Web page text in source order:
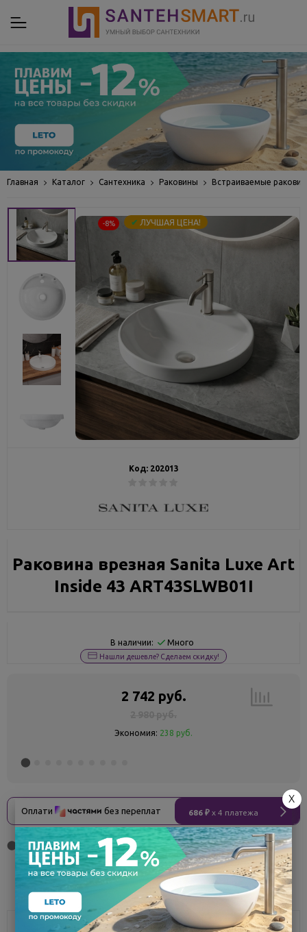
Главная Каталог Сантехника Раковины Встраиваемые
-8% ✔ ЛУЧШАЯ ЦЕНА!
Код: 202013
Раковина врезная Sanita Luxe Art
Inside 43 ART43SLWB01I
В наличии: Много
Нашли дешевле? Сделаем скидку!
2 742 руб.
Экономия: 238 руб.
Оплати без переплат 686 ₽ x 4 платежа
Поделиться
Описание
X